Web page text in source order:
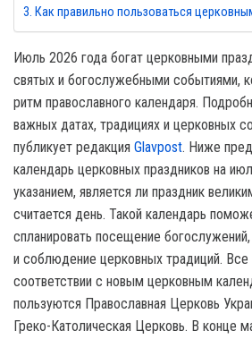
Как правильно пользоваться
Июль 2026 года богат церковными
святых и богослужебными событиями,
ритм православного календаря.
важных датах, традициях и церковных
публикует редакция Glavpost. Ниже
календарь церковных праздников на
указанием, является ли праздник
считается день. Такой календарь
спланировать посещение
и соблюдение церковных традиций.
соответствии с новым церковным
пользуются Православная Церковь
Греко-Католическая Церковь. В конце